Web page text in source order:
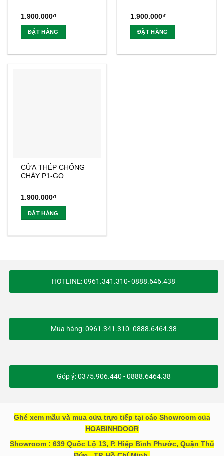
1.900.000₫
ĐẶT HÀNG
1.900.000₫
ĐẶT HÀNG
CỬA THÉP CHỐNG
CHÁY P1-GO
1.900.000₫
ĐẶT HÀNG
HOTLINE: 0961.341.310- 0888.646.438
Mua hàng: 0961.341.310- 0888.6464.38
Góp ý: 0375.906.440 - 0888.6464.38
Ghé xem mẫu và mua cửa trực tiếp tại các Showroom của
HOABINHDOOR
Showroom : 639 Quốc Lộ 13, P. Hiệp Bình Phước, Quận Thủ